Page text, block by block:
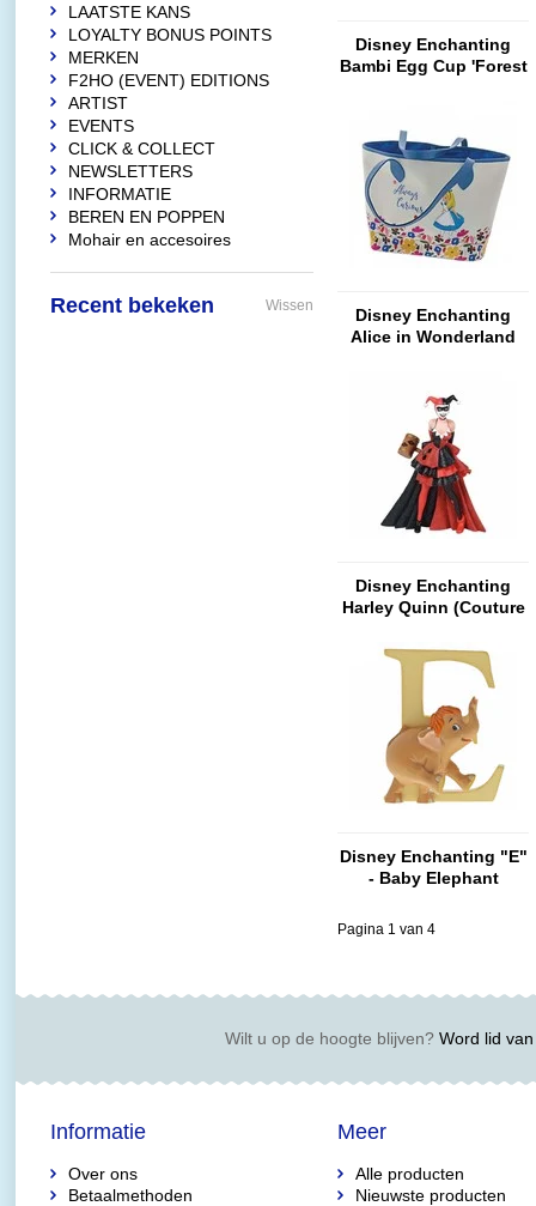
Disney Enchanting
Bambi Egg Cup 'Forest
Disney Enchanting
Alice in Wonderland
Disney Enchanting
Harley Quinn (Couture
Disney Enchanting "E"
- Baby Elephant
Pagina 1 van 4
LAATSTE KANS
LOYALTY BONUS POINTS
MERKEN
F2HO (EVENT) EDITIONS
ARTIST
EVENTS
CLICK & COLLECT
NEWSLETTERS
INFORMATIE
BEREN EN POPPEN
Mohair en accesoires
Recent bekeken Wissen
Wilt u op de hoogte blijven?Word lid van
Informatie
Over ons
Betaalmethoden
Meer
Alle producten
Nieuwste producten